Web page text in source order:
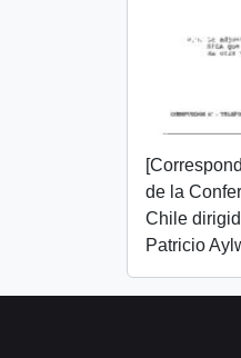
de la
Chile
Patricio